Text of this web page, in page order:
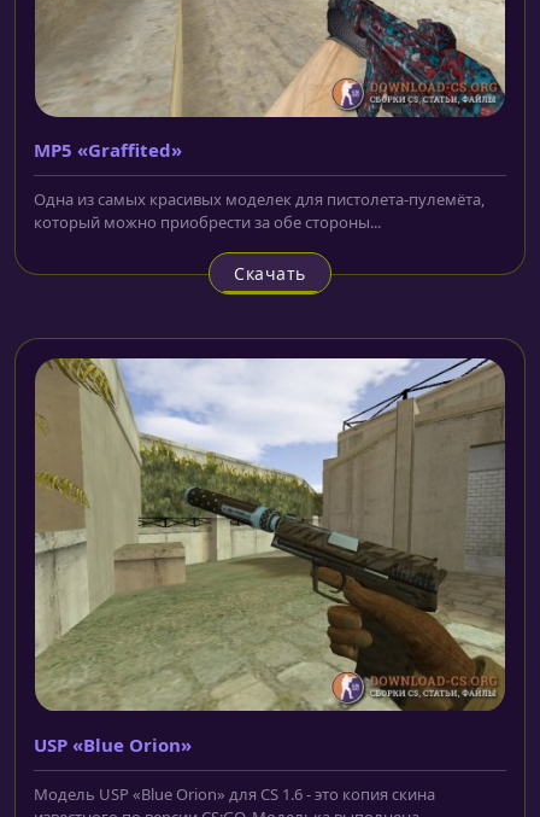
MP5 «Graffited»
Одна из самых красивых моделек для пистолета-пулемёта,
который можно приобрести за обе стороны...
Скачать
USP «Blue Orion»
Модель USP «Blue Orion» для CS 1.6 - это копия скина